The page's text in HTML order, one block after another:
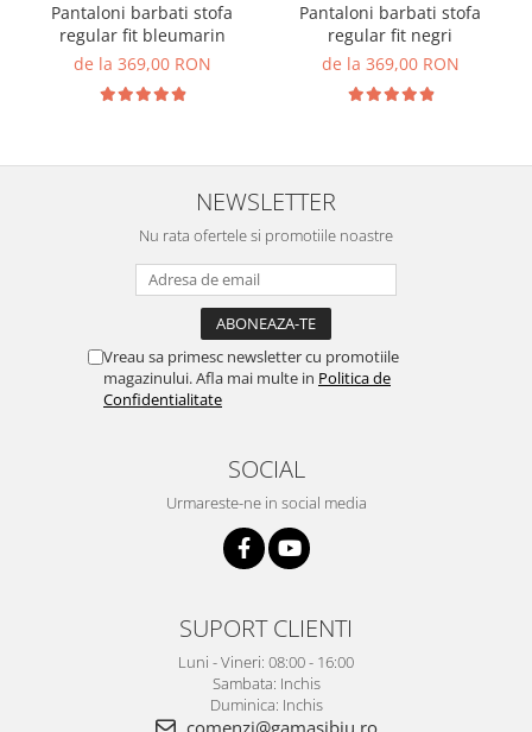
Pantaloni barbati stofa
regular fit bleumarin
de la 369,00 RON
Pantaloni barbati stofa
regular fit negri
de la 369,00 RON
NEWSLETTER
Nu rata ofertele si promotiile noastre
Vreau sa primesc newsletter cu promotiile
magazinului. Afla mai multe in Politica de
Confidentialitate
SOCIAL
Urmareste-ne in social media
SUPORT CLIENTI
Luni - Vineri: 08:00 - 16:00
Sambata: Inchis
Duminica: Inchis
comenzi@gamasibiu.ro